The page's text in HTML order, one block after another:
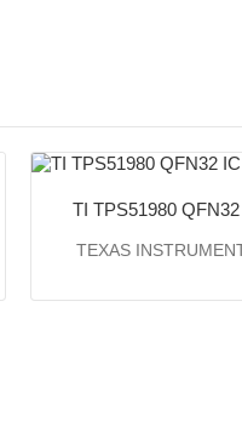
TI TPS51980
TEXAS